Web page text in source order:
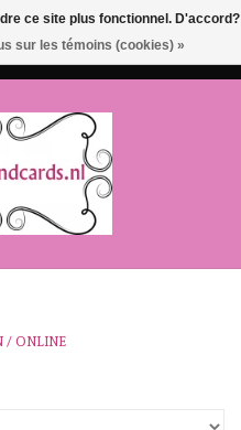
/ ONLINE
ce site plus fonctionnel. D'accord?
sur les témoins (cookies) »